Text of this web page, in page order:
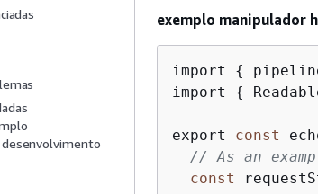
exemplo manipulador
import {
import {
export const
// As an
const